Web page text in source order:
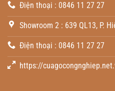
Điện thoại : 0846 11 27 27
Showroom 2 : 639 QL13, P.
Điện thoại : 0846 11 27 27
https://